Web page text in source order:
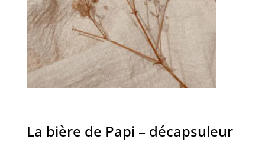
La bière de Papi – décapsuleur